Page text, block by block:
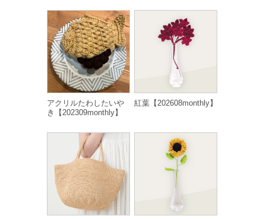
アクリルたわしたいや
き【202309monthly】
紅葉【202608monthly】